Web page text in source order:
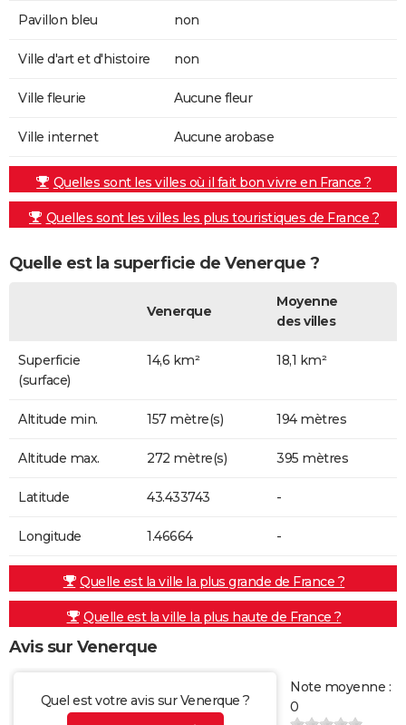
Pavillon bleu non
Ville d'art et d'histoire non
Ville fleurie Aucune fleur
Ville internet Aucune arobase
Quelles sont les villes où il fait bon vivre en France ?
Quelles sont les villes les plus touristiques de France ?
Quelle est la superficie de Venerque ?
Venerque
Moyenne
des villes
Superficie
(surface)
14,6 km² 18,1 km²
Altitude min. 157 mètre(s) 194 mètres
Altitude max. 272 mètre(s) 395 mètres
Latitude 43.433743 -
Longitude 1.46664 -
Quelle est la ville la plus grande de France ?
Quelle est la ville la plus haute de France ?
Avis sur Venerque
Quel est votre avis sur Venerque ?
Note moyenne :
0